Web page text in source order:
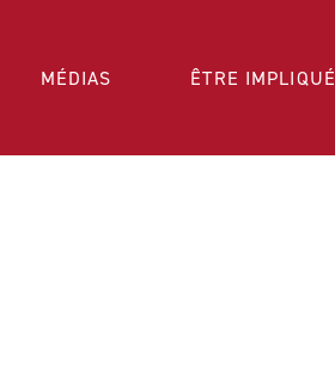
MÉDIAS ÊTRE IMPLIQUÉ